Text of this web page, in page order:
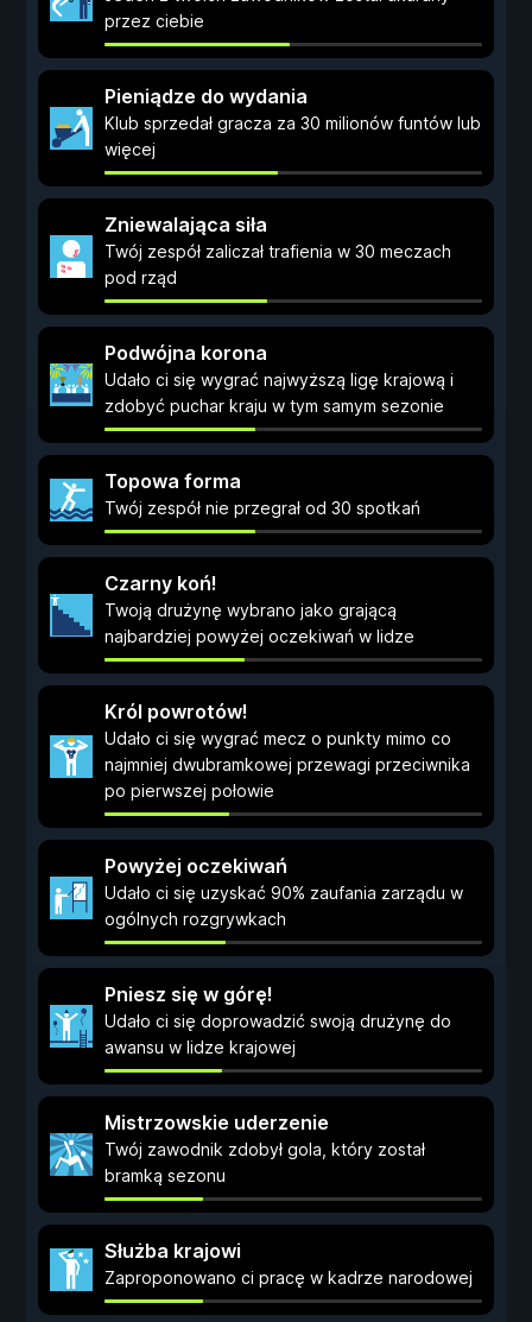
przez ciebie
Pieniądze do wydania
Klub sprzedał gracza za 30 milionów funtów lub
więcej
Zniewalająca siła
Twój zespół zaliczał trafienia w 30 meczach
pod rząd
Podwójna korona
Udało ci się wygrać najwyższą ligę krajową i
zdobyć puchar kraju w tym samym sezonie
Topowa forma
Twój zespół nie przegrał od 30 spotkań
Czarny koń!
Twoją drużynę wybrano jako grającą
najbardziej powyżej oczekiwań w lidze
Król powrotów!
Udało ci się wygrać mecz o punkty mimo co
najmniej dwubramkowej przewagi przeciwnika
po pierwszej połowie
Powyżej oczekiwań
Udało ci się uzyskać 90% zaufania zarządu w
ogólnych rozgrywkach
Pniesz się w górę!
Udało ci się doprowadzić swoją drużynę do
awansu w lidze krajowej
Mistrzowskie uderzenie
Twój zawodnik zdobył gola, który został
bramką sezonu
Służba krajowi
Zaproponowano ci pracę w kadrze narodowej